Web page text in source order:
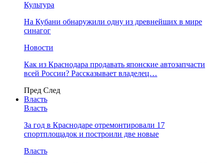
Культура
На Кубани обнаружили одну из древнейших в мире
синагог
Новости
Как из Краснодара продавать японские автозапчасти
всей России? Рассказывает владелец…
Пред След
Власть
Власть
За год в Краснодаре отремонтировали 17
спортплощадок и построили две новые
Власть